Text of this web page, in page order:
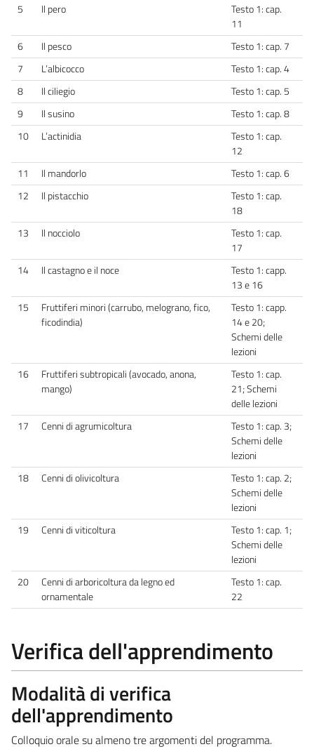
5
Il pero
Testo 1: cap.
11
6
Il pesco
Testo 1: cap. 7
7
L’albicocco
Testo 1: cap. 4
8
Il ciliegio
Testo 1: cap. 5
9
Il susino
Testo 1: cap. 8
10
L’actinidia
Testo 1: cap.
12
11
Il mandorlo
Testo 1: cap. 6
12
Il pistacchio
Testo 1: cap.
18
13
Il nocciolo
Testo 1: cap.
17
14
Il castagno e il noce
Testo 1: capp.
13 e 16
15
Fruttiferi minori (carrubo, melograno, fico,
ficodindia)
Testo 1: capp.
14 e 20;
Schemi delle
lezioni
16
Fruttiferi subtropicali (avocado, anona,
mango)
Testo 1: cap.
21; Schemi
delle lezioni
17
Cenni di agrumicoltura
Testo 1: cap. 3;
Schemi delle
lezioni
18
Cenni di olivicoltura
Testo 1: cap. 2;
Schemi delle
lezioni
19
Cenni di viticoltura
Testo 1: cap. 1;
Schemi delle
lezioni
20
Cenni di arboricoltura da legno ed
ornamentale
Testo 1: cap.
22
Verifica dell'apprendimento
Modalità di verifica
dell'apprendimento
Colloquio orale su almeno tre argomenti del programma.